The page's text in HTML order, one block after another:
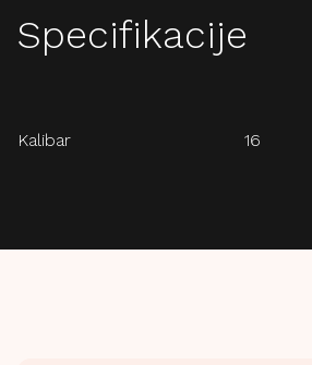
Specifikacije
Kalibar 16